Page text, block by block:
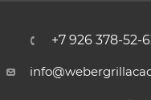
+7 926 378-52-